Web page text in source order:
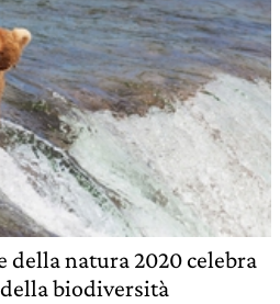
della natura 2020 celebra
biodiversità